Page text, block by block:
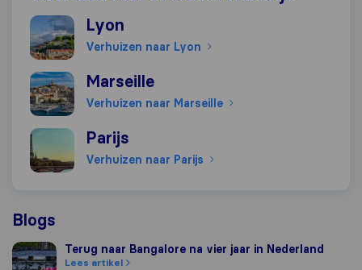
Verhuizen naar Lyon
Lyon
Verhuizen naar Lyon
Verhuizen naar Marseille
Marseille
Verhuizen naar Marseille
Verhuizen naar Parijs
Parijs
Verhuizen naar Parijs
Blogs
Terug naar Bangalore na vier jaar in Nederland
Terug naar Bangalore na vier jaar in Nederland
Lees artikel